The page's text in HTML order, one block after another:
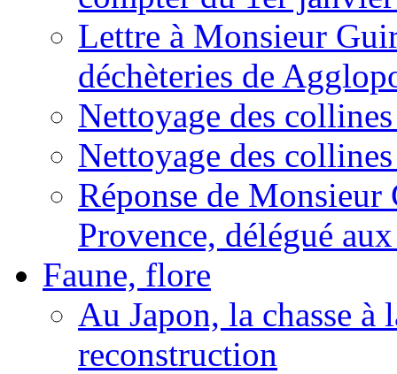
Lettre à Monsieur
déchèteries de
Nettoyage des
Nettoyage des
Réponse de
Provence, délégué
Faune, flore
Au Japon, la chasse à
reconstruction